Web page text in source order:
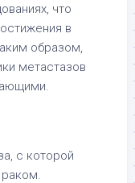
что
в
образом,
метастазов
с которой
раком.